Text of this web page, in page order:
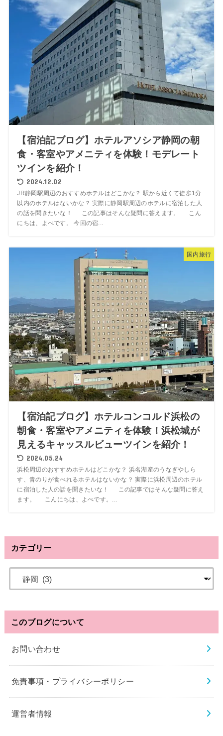
【宿泊記ブログ】ホテルアソシア静岡の朝
食・客室やアメニティを体験！モデレート
ツインを紹介！
2024.12.02
JR静岡駅周辺のおすすめホテルはどこかな？ 駅から近くて徒歩1分
以内のホテルはないかな？ 実際に静岡駅周辺のホテルに宿泊した人
の話を聞きたいな！ この記事はそんな疑問に答えます。 こん
にちは、よぺです。 今回の宿...
国内旅行
【宿泊記ブログ】ホテルコンコルド浜松の
朝食・客室やアメニティを体験！浜松城が
見えるキャッスルビューツインを紹介！
2024.05.24
浜松周辺のおすすめホテルはどこかな？ 浜名湖産のうなぎやしら
す、青のりが食べれるホテルはないかな？ 実際に浜松周辺のホテル
に宿泊した人の話を聞きたいな！ この記事ではそんな疑問に答え
ます。 こんにちは、よぺです。...
カテゴリー
このブログについて
お問い合わせ
免責事項・プライバシーポリシー
運営者情報